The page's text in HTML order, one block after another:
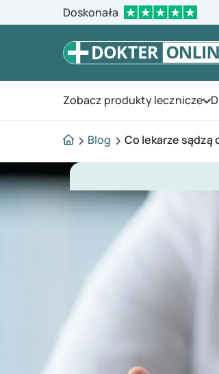
Doskonała
Zobacz produkty lecznicze
Blog Co lekarze sądzą